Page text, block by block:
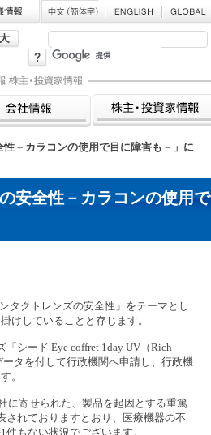
－カラコンの使用で目に障害も－」に
安全性－カラコンの使用で
タクトレンズの安全性」をテーマとし
けしていることと存じます。
シード Eye coffret 1day UV（Rich
タを付して行政機関へ申請し、行政機
。
に寄せられた、製品を起因とする重篤
されておりますとおり、医療機器の不
もない状況でございます。